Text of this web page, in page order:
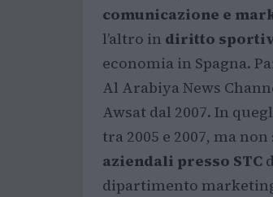
comunicazione e
l’altro in diritto
economia in Spagna.
Al Arabiya News
Awsat dal 2007. In
tra 2005 e 2007, ma
aziendali presso STC
dipartimento